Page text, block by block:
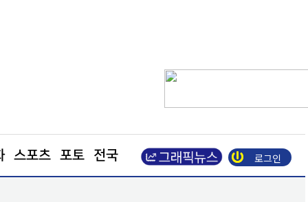
스포츠 포토 전국 로그인